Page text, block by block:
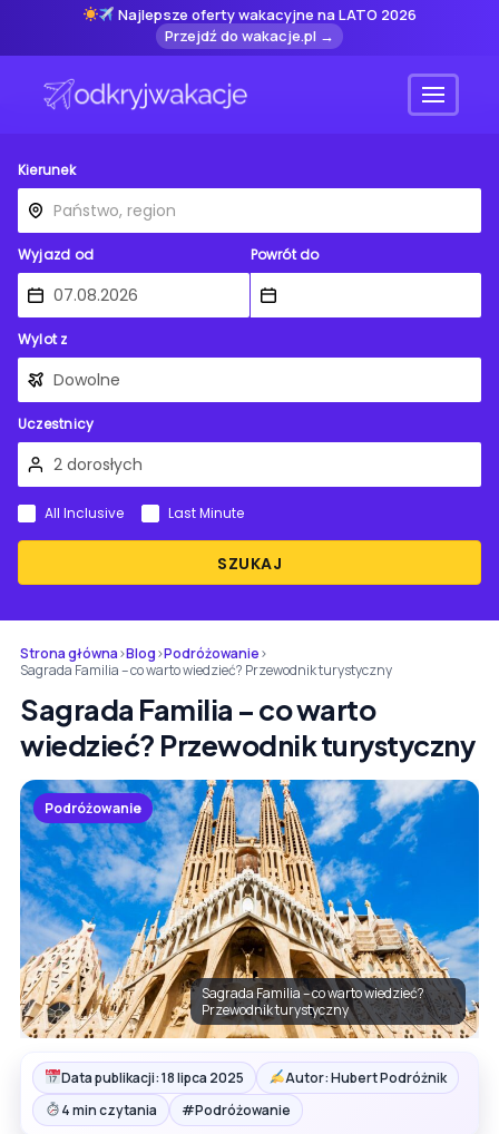
Najlepsze oferty wakacyjne na LATO 2026
Przejdź do wakacje.pl →
Menu
Kierunek
Wyjazd od Powrót do
Wylot z
Uczestnicy
SZUKAJ
All Inclusive Last Minute
Strona główna›Blog›Podróżowanie›
Sagrada Familia – co warto wiedzieć? Przewodnik turystyczny
Sagrada Familia – co warto
wiedzieć? Przewodnik turystyczny
Podróżowanie
Sagrada Familia – co warto wiedzieć?
Przewodnik turystyczny
Data publikacji: 18 lipca 2025
Autor: Hubert Podróżnik
4 min czytania
#Podróżowanie